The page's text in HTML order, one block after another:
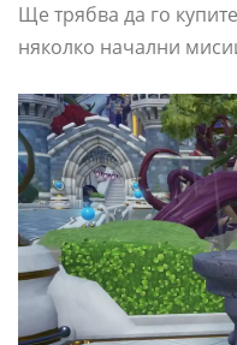
Ще трябва да го
няколко начални